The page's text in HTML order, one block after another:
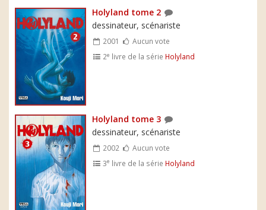
Holyland tome 2
dessinateur, scénariste
2001
Aucun vote
2e livre de la série Holyland
Holyland tome 3
dessinateur, scénariste
2002
Aucun vote
3e livre de la série Holyland